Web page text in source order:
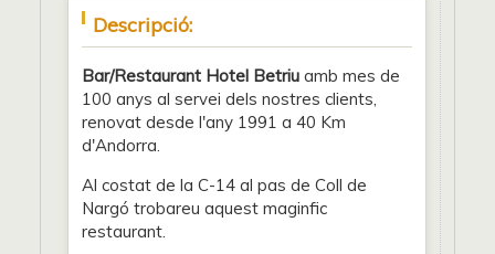
Descripció:
Bar/Restaurant Hotel Betriu amb mes de
100 anys al servei dels nostres clients,
renovat desde l'any 1991 a 40 Km
d'Andorra.
Al costat de la C-14 al pas de Coll de
Nargó trobareu aquest maginfic
restaurant.